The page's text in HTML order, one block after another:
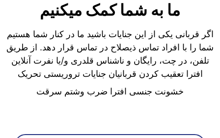
ما به شما کمک میکنیم
اگر قربانی یکی از این جنایات باشید ما در کنار شما هستیم
شما را با افراد تماس ذیصلاح در تماس قرار دهد. از طریق
تلفن، در چت، رایگان و ناشناس قلدری و/یا نفرت آنلاین
افترا تعقیب کردن قربانیان جنایات تروریستی تحریک
خشونت جنسی افترا ضرب وشتم سرقت